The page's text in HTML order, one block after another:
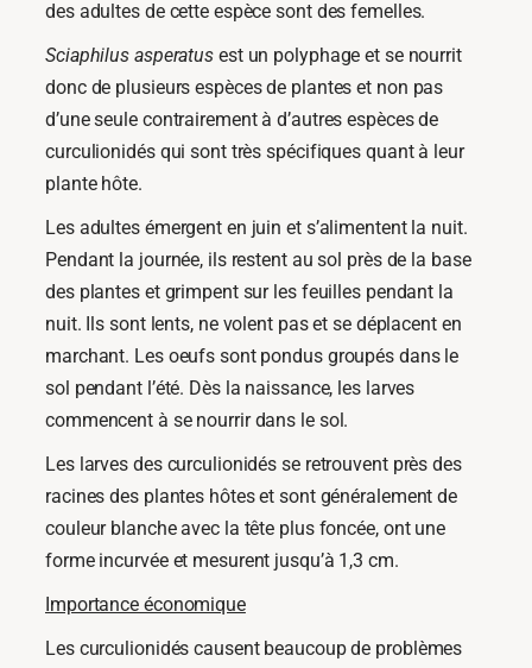
des adultes de cette espèce sont des femelles.
Sciaphilus asperatus est un polyphage et se nourrit
donc de plusieurs espèces de plantes et non pas
d’une seule contrairement à d’autres espèces de
curculionidés qui sont très spécifiques quant à leur
plante hôte.
Les adultes émergent en juin et s’alimentent la nuit.
Pendant la journée, ils restent au sol près de la base
des plantes et grimpent sur les feuilles pendant la
nuit. Ils sont lents, ne volent pas et se déplacent en
marchant. Les oeufs sont pondus groupés dans le
sol pendant l’été. Dès la naissance, les larves
commencent à se nourrir dans le sol.
Les larves des curculionidés se retrouvent près des
racines des plantes hôtes et sont généralement de
couleur blanche avec la tête plus foncée, ont une
forme incurvée et mesurent jusqu’à 1,3 cm.
Importance économique
Les curculionidés causent beaucoup de problèmes